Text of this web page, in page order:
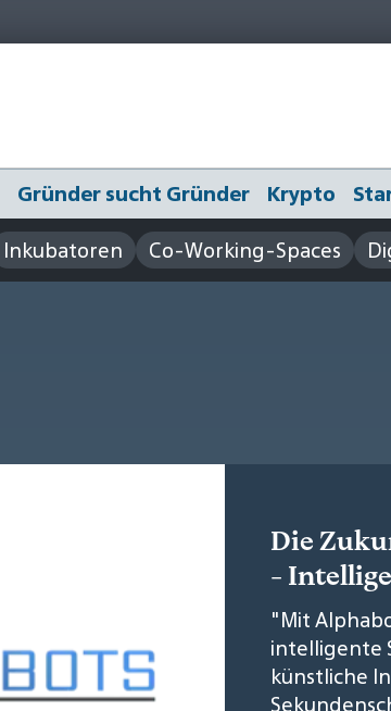
Gründer sucht Gründer Krypto
Inkubatoren Co-Working-Spaces
Die
-
"Mit
intelligente
künstliche